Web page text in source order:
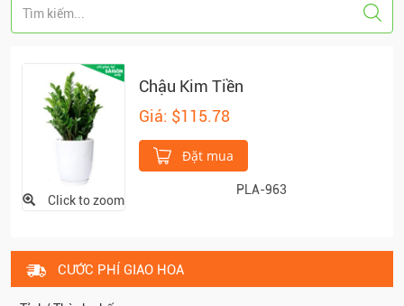
Click to zoom
Chậu Kim Tiền
Giá: $115.78
Đặt mua
PLA-963
CƯỚC PHÍ GIAO HOA